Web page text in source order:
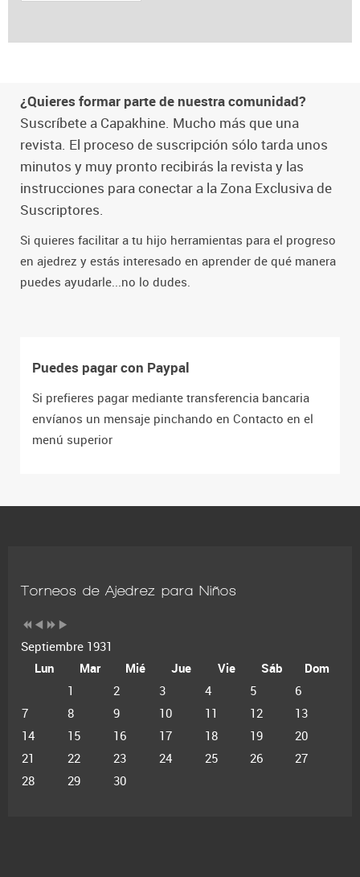
¿Quieres formar parte de nuestra comunidad?
Suscríbete a Capakhine. Mucho más que una
revista. El proceso de suscripción sólo tarda unos
minutos y muy pronto recibirás la revista y las
instrucciones para conectar a la Zona Exclusiva de
Suscriptores.
Si quieres facilitar a tu hijo herramientas para el progreso
en ajedrez y estás interesado en aprender de qué manera
puedes ayudarle...no lo dudes.
Puedes pagar con Paypal
Si prefieres pagar mediante transferencia bancaria
envíanos un mensaje pinchando en Contacto en el
menú superior
Torneos de Ajedrez para Niños
Septiembre 1931
Lun
Mar Mié Jue Vie Sáb
Dom
1
2 3 4 5
6
7
8 9 10 11 12
13
14
15 16 17 18 19
20
21
22 23 24 25 26
27
28
29 30